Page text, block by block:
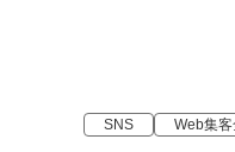
SNS Web集